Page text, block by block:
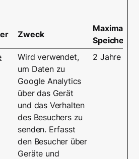
Zweck
Maximale
Wird verwendet,
um Daten zu
Google Analytics
über das Gerät
und das Verhalten
des Besuchers zu
senden. Erfasst
den Besucher über
Geräte und
2 Jahre